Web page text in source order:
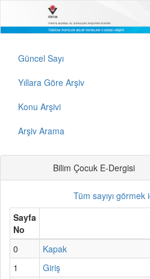
Güncel Sayı
Yıllara Göre Arşiv
Konu Arşivi
Arşiv Arama
Bilim Çocuk E-Dergisi
Tüm sayıyı görmek
Sayfa
No
0
Kapak
1
Giriş